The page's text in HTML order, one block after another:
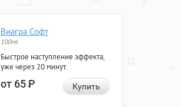
Виагра Софт
100мг
Быстрое наступление эффекта,
уже через 20 минут.
от 65Р Купить